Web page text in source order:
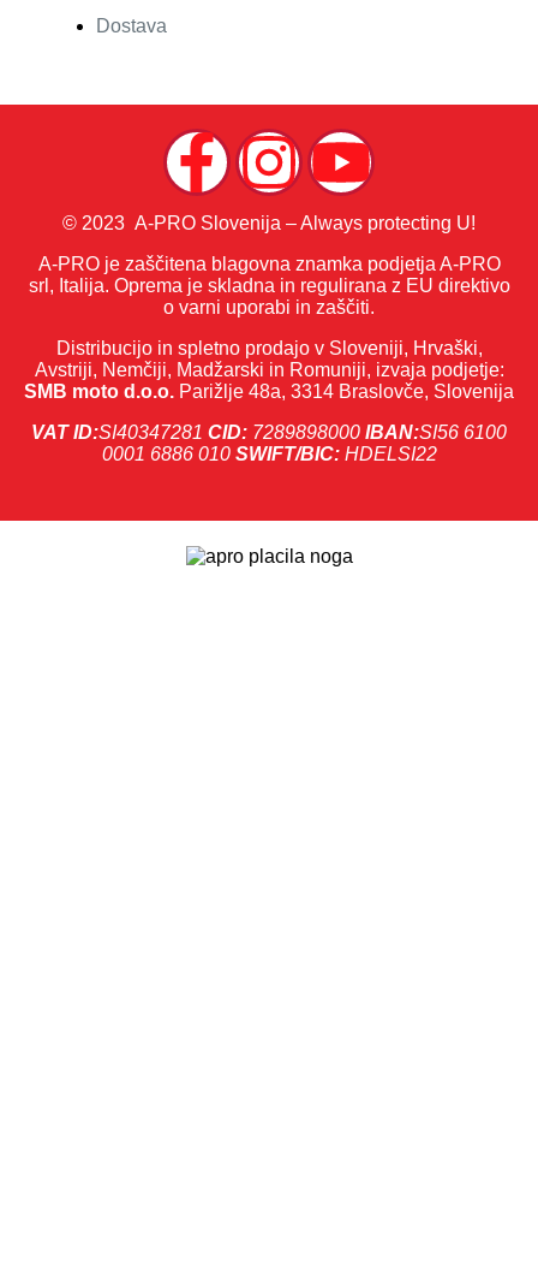
Dostava
© 2023 A-PRO Slovenija – Always protecting U!
A-PRO je zaščitena blagovna znamka podjetja A-PRO
srl, Italija. Oprema je skladna in regulirana z EU direktivo
o varni uporabi in zaščiti.
Distribucijo in spletno prodajo v Sloveniji, Hrvaški,
Avstriji, Nemčiji, Madžarski in Romuniji, izvaja podjetje:
SMB moto d.o.o. Parižlje 48a, 3314 Braslovče, Slovenija
VAT ID:SI40347281 CID: 7289898000 IBAN:SI56 6100
0001 6886 010 SWIFT/BIC:HDELSI22